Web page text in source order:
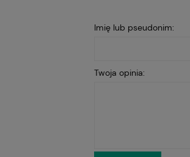
Imię lub pseudonim:
Twoja opinia: